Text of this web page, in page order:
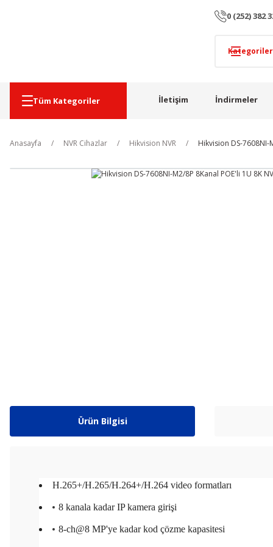
0 (252) 382
Tüm Kategoriler İletişim İndirmeler
Anasayfa NVR Cihazlar Hikvision NVR Hikvision DS-7608NI-
Ürün Bilgisi
H.265+/H.265/H.264+/H.264 video formatları
8 kanala kadar IP kamera girişi
8-ch@8 MP'ye kadar kod çözme kapasitesi